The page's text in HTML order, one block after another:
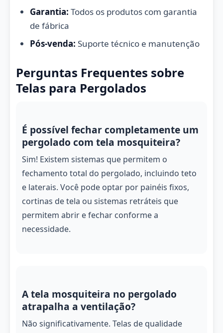
Garantia: Todos os produtos com garantia
de fábrica
Pós-venda: Suporte técnico e manutenção
Perguntas Frequentes sobre
Telas para Pergolados
É possível fechar completamente um
pergolado com tela mosquiteira?
Sim! Existem sistemas que permitem o
fechamento total do pergolado, incluindo teto
e laterais. Você pode optar por painéis fixos,
cortinas de tela ou sistemas retráteis que
permitem abrir e fechar conforme a
necessidade.
A tela mosquiteira no pergolado
atrapalha a ventilação?
Não significativamente. Telas de qualidade